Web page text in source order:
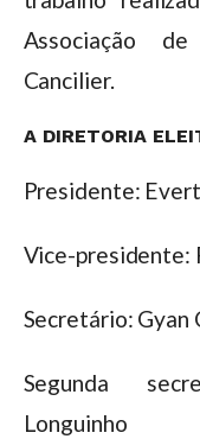
Associação
Cancilier.
A DIRETORIA
Presidente:
Vice-presidente:
Secretário: Gyan
Segunda
Longuinho